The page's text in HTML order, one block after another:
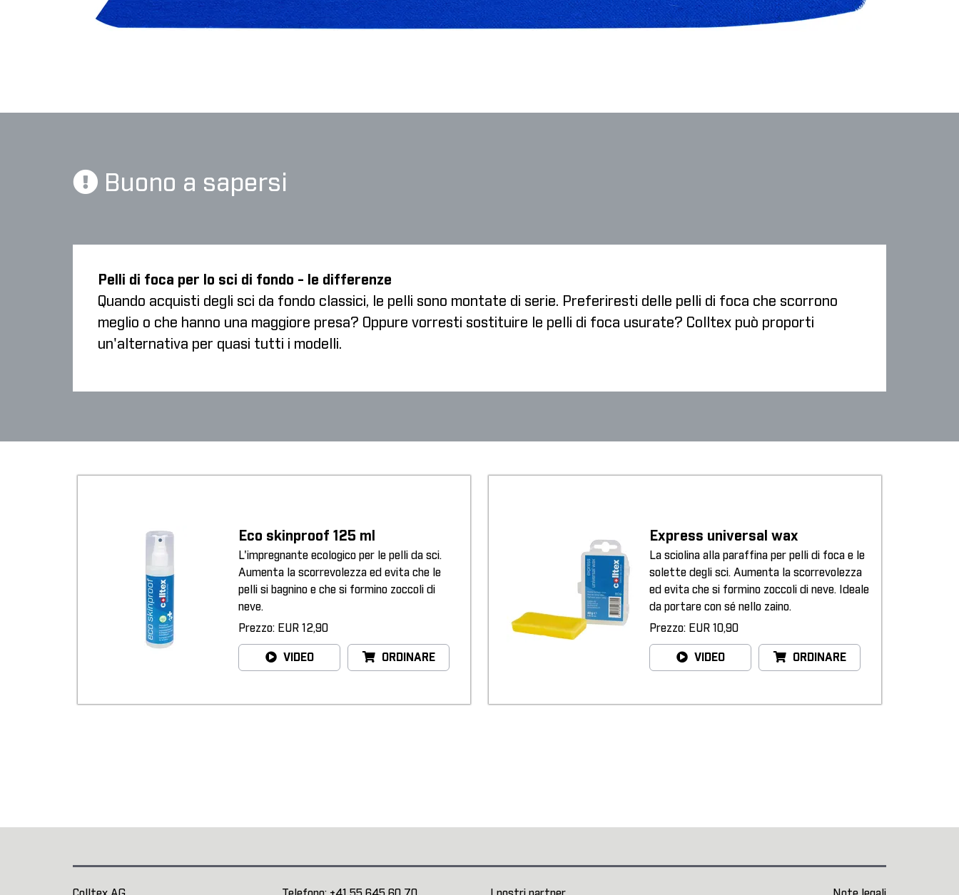
Buono a sapersi
Pelli di foca per lo sci di fondo - le differenze
Quando acquisti degli sci da fondo classici, le pelli sono montate di serie. Preferiresti delle pelli di foca che scorrono
meglio o che hanno una maggiore presa? Oppure vorresti sostituire le pelli di foca usurate? Colltex può proporti
un'alternativa per quasi tutti i modelli.
Eco skinproof 125 ml
L'impregnante ecologico per le pelli da sci.
Aumenta la scorrevolezza ed evita che le
pelli si bagnino e che si formino zoccoli di
neve.
Prezzo: EUR 12,90
VIDEO ORDINARE
Express universal wax
La sciolina alla paraffina per pelli di foca e le
solette degli sci. Aumenta la scorrevolezza
ed evita che si formino zoccoli di neve. Ideale
da portare con sé nello zaino.
Prezzo: EUR 10,90
VIDEO ORDINARE